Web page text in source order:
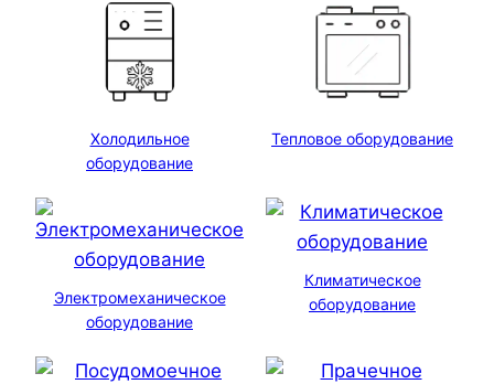
Холодильное
оборудование
Тепловое оборудование
Электромеханическое
оборудование
Климатическое
оборудование